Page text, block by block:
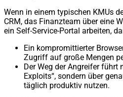
Wenn in einem typischen KMUs
CRM, das Finanzteam über eine
ein Self-Service-Portal arbeiten,
Ein kompromittierter
Zugriff auf große Mengen
Der Weg der Angreifer führt
Exploits“, sondern über
täglich produktiv nutzen.